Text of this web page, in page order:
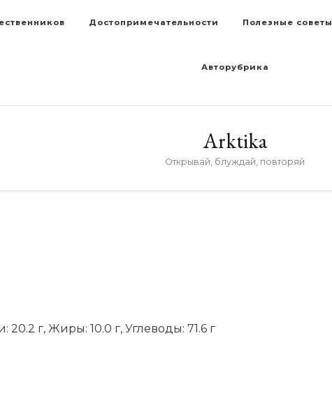
Достопримечательности Полезные советы
Авторубрика
Arktika
Открывай, блуждай, повторяй
20.2 г, Жиры: 10.0 г, Углеводы: 71.6 г